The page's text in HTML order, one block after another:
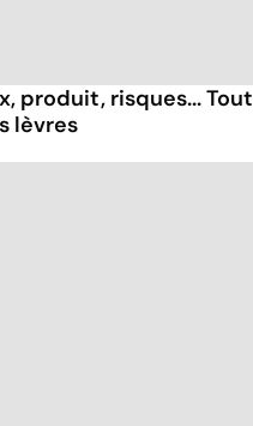
produit, risques...
lèvres